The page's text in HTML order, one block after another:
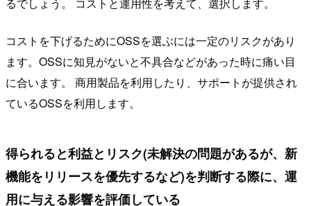
るでしょう。 コストと運用性を考えて、選択します。
コストを下げるためにOSSを選ぶには一定のリスクがあり
ます。OSSに知見がないと不具合などがあった時に痛い目
に合います。 商用製品を利用したり、サポートが提供され
ているOSSを利用します。
得られると利益とリスク(未解決の問題があるが、新
機能をリリースを優先するなど)を判断する際に、運
用に与える影響を評価している